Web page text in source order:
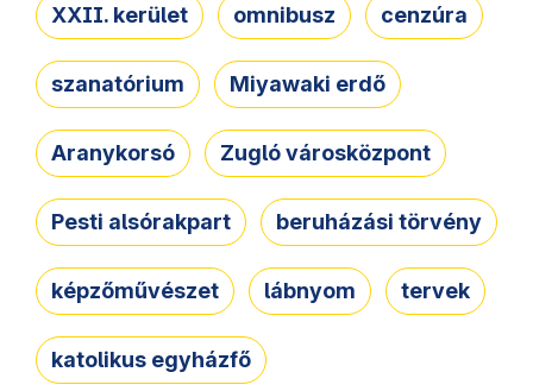
XXII. kerület omnibusz cenzúra
szanatórium Miyawaki erdő
Aranykorsó Zugló városközpont
Pesti alsórakpart beruházási törvény
képzőművészet lábnyom tervek
katolikus egyházfő